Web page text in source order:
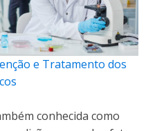
e Tratamento dos
conhecida como